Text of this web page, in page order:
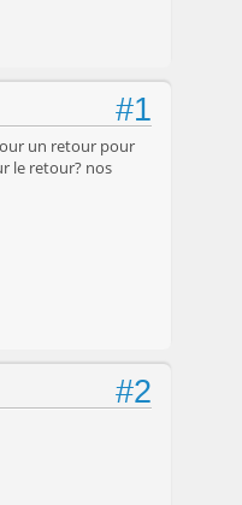
#1
un retour pour
le retour? nos
#2